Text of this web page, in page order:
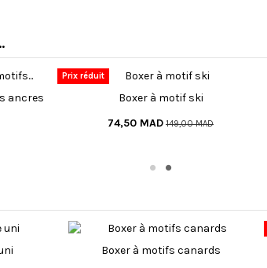
ancres
Prix réduit
Boxer à motif ski
74,50 MAD 149,00 MAD
Boxer à motifs canards